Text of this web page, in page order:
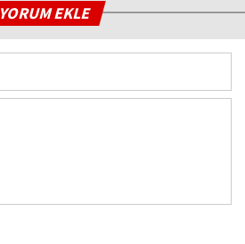
YORUM EKLE